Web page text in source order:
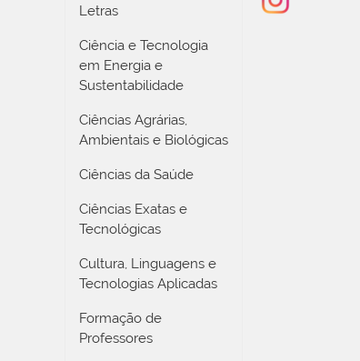
Letras
Ciência e Tecnologia
em Energia e
Sustentabilidade
Ciências Agrárias,
Ambientais e Biológicas
Ciências da Saúde
Ciências Exatas e
Tecnológicas
Cultura, Linguagens e
Tecnologias Aplicadas
Formação de
Professores